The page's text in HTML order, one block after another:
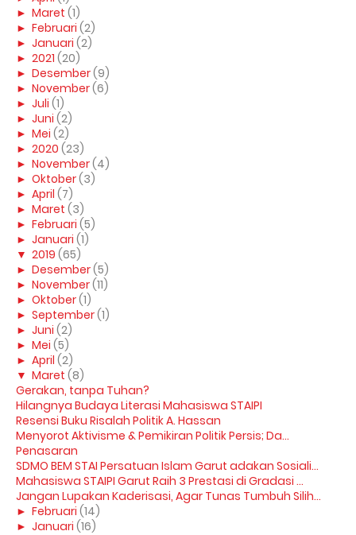
► Maret (1)
► Februari (2)
► Januari (2)
► 2021 (20)
► Desember(9)
► November(6)
► Juli (1)
► Juni (2)
► Mei (2)
► 2020 (23)
► November(4)
► Oktober(3)
► April (7)
► Maret (3)
► Februari (5)
► Januari (1)
▼ 2019 (65)
► Desember(5)
► November(11)
► Oktober(1)
► September(1)
► Juni (2)
► Mei (5)
► April (2)
▼ Maret (8)
Gerakan, tanpa Tuhan?
Hilangnya Budaya Literasi Mahasiswa STAIPI
Resensi Buku Risalah Politik A. Hassan
Menyorot Aktivisme & Pemikiran Politik Persis; Da...
Penasaran
SDMO BEM STAI Persatuan Islam Garut adakan Sosiali...
Mahasiswa STAIPI Garut Raih 3 Prestasi di Gradasi ...
Jangan Lupakan Kaderisasi, Agar Tunas Tumbuh Silih...
► Februari (14)
► Januari (16)